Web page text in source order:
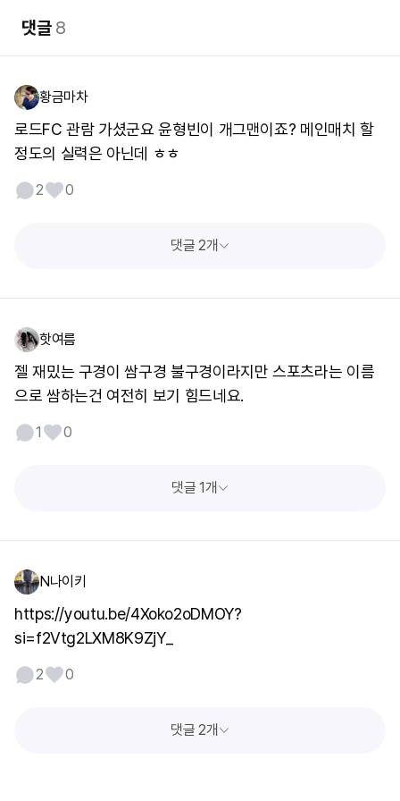
댓글8
황금마차
로드FC 관람 가셨군요 윤형빈이 개그맨이죠? 메인매치 할
정도의 실력은 아닌데 ㅎㅎ
2 0
댓글 2개
핫여름
젤 재밌는 구경이 쌈구경 불구경이라지만 스포츠라는 이름
으로 쌈하는건 여전히 보기 힘드네요.
1 0
댓글 1개
N나이키
https://youtu.be/4Xoko2oDMOY?
si=f2Vtg2LXM8K9ZjY_
2 0
댓글 2개